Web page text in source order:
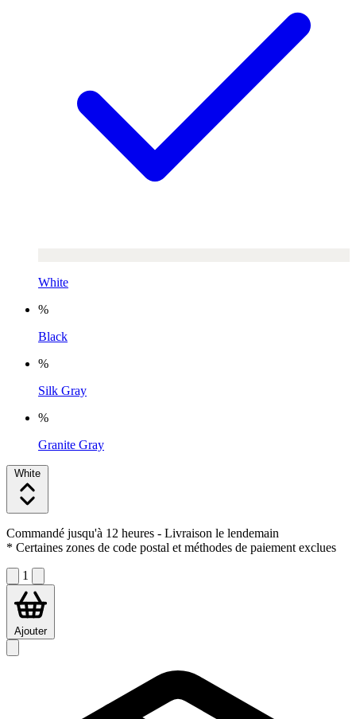
White
%
Black
%
Silk Gray
%
Granite Gray
White
Commandé jusqu'à 12 heures - Livraison le lendemain
* Certaines zones de code postal et méthodes de paiement exclues
1
Ajouter